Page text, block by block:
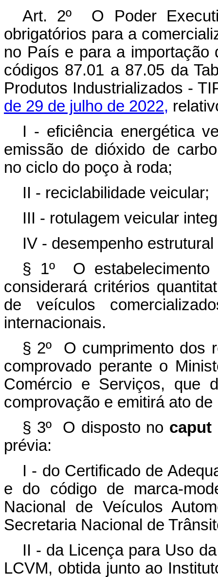
Art. 2º O Poder
obrigatórios para a
no País e para a importação
códigos 87.01 a 87.05 da
Produtos Industrializados -
de 29 de julho de 2022,
I - eficiência energética
emissão de dióxido de
no ciclo do poço à roda;
II - reciclabilidade veicular;
III - rotulagem veicular
IV - desempenho
§ 1º O
considerará critérios
de veículos
internacionais.
§ 2º O cumprimento dos
comprovado perante o
Comércio e Serviços, que
comprovação e emitirá ato
§ 3º O disposto no caput
prévia:
I - do Certificado de
e do código de marca-
Nacional de Veículos
Secretaria Nacional de
II - da Licença para Uso
LCVM, obtida junto ao